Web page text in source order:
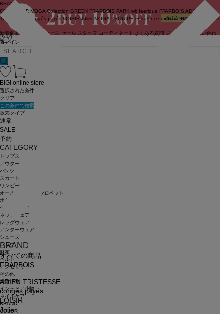
ログイン
BRAND
COUTURIER MOGA Collection GREEN FRAPBOIS PARK wb feerique FRAPBOIS ADIEU
TRISTESSE
congés payés LOISIR Julier MOGA L'EQUIPE endalence unbilanc BIGI online store
新着商品 ニュース セール スタッフ コーディネート よくある質問 ジャーナル
お問い合わ
せ
BRAND
すべての商品
FRAPBOIS
ADIEU TRISTESSE
congés payés
LOISIR
Julier
BIGI online store
選択された条件
クリア
この条件で検索
販売タイプ
通常
SALE
予約
CATEGORY
トップス
アウター
パンツ
スカート
ワンピース
オールインワン・サロペット
水着
ヘッドウェア
ネックウェア
レッグウェア
アンダーウェア
シューズ
バッグ
財布
ベルト
アクセサリ
その他
雑貨小物
インテリア小物
ネイルケア
BRAND
COLOR